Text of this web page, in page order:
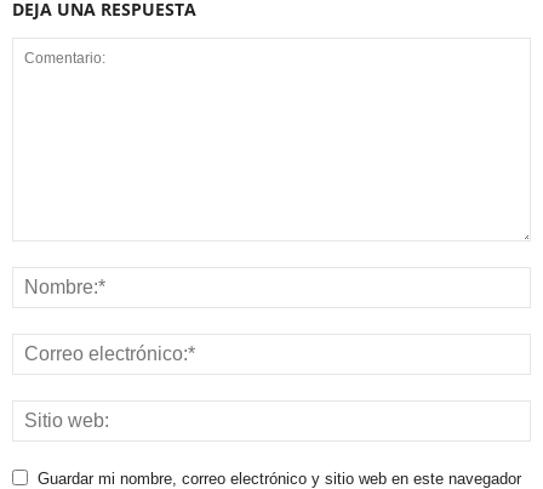
DEJA UNA RESPUESTA
Guardar mi nombre, correo electrónico y sitio web en este navegador